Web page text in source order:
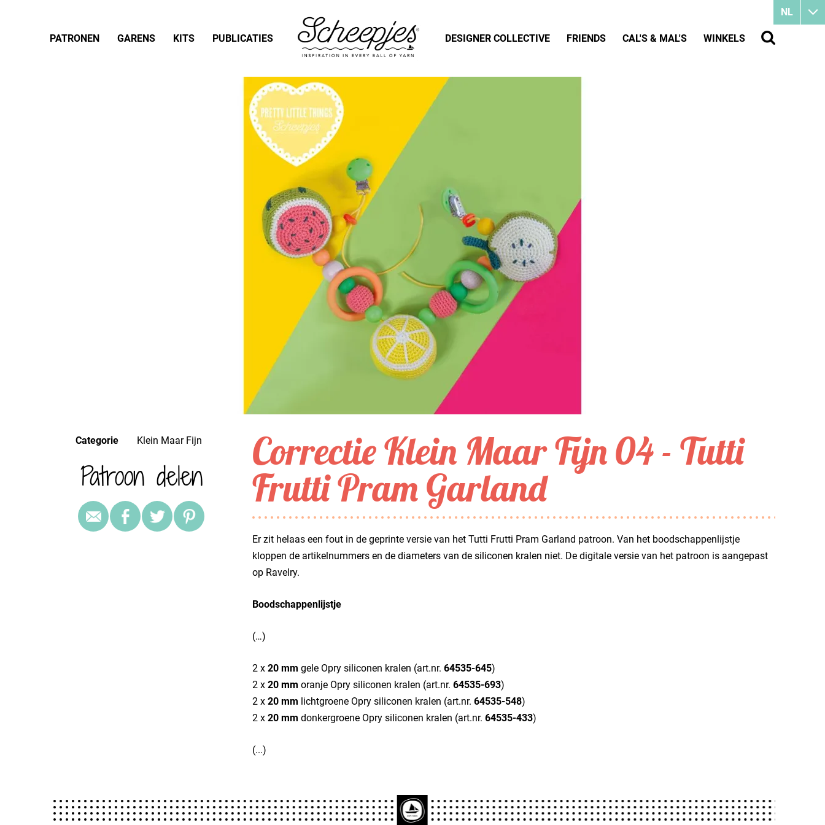
Categorie Klein Maar Fijn
Patroon delen
Correctie Klein Maar Fijn 04 - Tutti
Frutti Pram Garland
Er zit helaas een fout in de geprinte versie van het Tutti Frutti Pram Garland patroon. Van het boodschappenlijstje
kloppen de artikelnummers en de diameters van de siliconen kralen niet. De digitale versie van het patroon is aangepast
op Ravelry.
Boodschappenlijstje
(…)
2 x 20 mm gele Opry siliconen kralen (art.nr. 64535-645)
2 x 20 mm oranje Opry siliconen kralen (art.nr. 64535-693)
2 x 20 mm lichtgroene Opry siliconen kralen (art.nr. 64535-548)
2 x20 mm donkergroene Opry siliconen kralen (art.nr. 64535-433)
(...)
NL
PATRONEN GARENS KITS PUBLICATIES DESIGNER COLLECTIVE FRIENDS CAL'S & MAL'S WINKELS